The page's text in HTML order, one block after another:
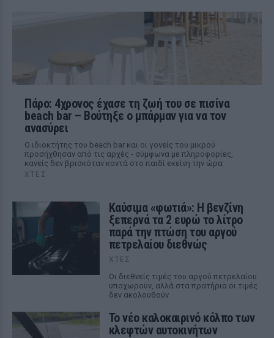
Πάρο: 4χρονος έχασε τη ζωή του σε πισίνα
beach bar – Βούτηξε ο μπάρμαν για να τον
ανασύρει
Ο ιδιοκτήτης του beach bar και οι γονείς του μικρού
προσήχθησαν από τις αρχές - σύμφωνα με πληροφορίες,
κανείς δεν βρισκόταν κοντά στο παιδί εκείνη την ώρα
ΧΤΕΣ
Καύσιμα «φωτιά»: Η βενζίνη
ξεπερνά τα 2 ευρώ το λίτρο
παρά την πτώση του αργού
πετρελαίου διεθνώς
ΧΤΕΣ
Οι διεθνείς τιμές του αργού πετρελαίου
υποχωρούν, αλλά στα πρατήρια οι τιμές
δεν ακολουθούν
Το νέο καλοκαιρινό κόλπο των
κλεφτών αυτοκινήτων